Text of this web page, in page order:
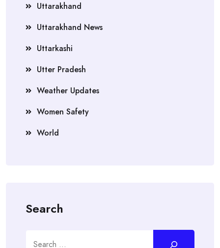
Uttarakhand
Uttarakhand News
Uttarkashi
Utter Pradesh
Weather Updates
Women Safety
World
Search
Search